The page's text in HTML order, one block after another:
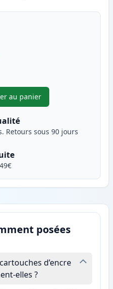
au panier
,Pack de 2 Brother LC123
Retours sous 90 jours
posées
d’encre
elles ?